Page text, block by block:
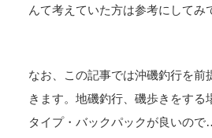
んて考えていた方は参考にしてみ
なお、この記事では沖磯釣行を前
きます。地磯釣行、磯歩きをする
タイプ・バックパックが良いので